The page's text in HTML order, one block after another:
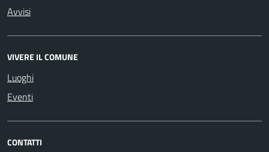
Avvisi
VIVERE IL COMUNE
Luoghi
Eventi
CONTATTI